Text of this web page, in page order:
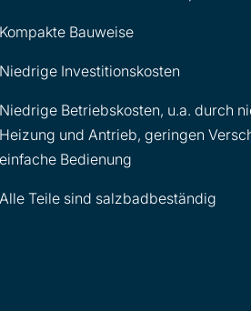
Kompakte Bauweise
Niedrige Investitionskosten
Niedrige Betriebskosten, u.a. durch
Heizung und Antrieb, geringen
einfache Bedienung
Alle Teile sind salzbadbeständig